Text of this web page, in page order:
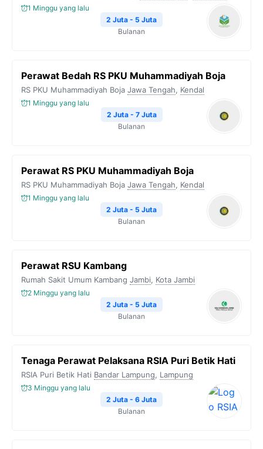
1 Minggu yang lalu
2 Juta - 5 Juta
Bulanan
Perawat Bedah RS PKU Muhammadiyah Boja
RS PKU Muhammadiyah Boja Jawa Tengah, Kendal
1 Minggu yang lalu
2 Juta - 7 Juta
Bulanan
Perawat RS PKU Muhammadiyah Boja
RS PKU Muhammadiyah Boja Jawa Tengah, Kendal
1 Minggu yang lalu
2 Juta - 5 Juta
Bulanan
Perawat RSU Kambang
Rumah Sakit Umum Kambang Jambi, Kota Jambi
2 Minggu yang lalu
2 Juta - 5 Juta
Bulanan
Tenaga Perawat Pelaksana RSIA Puri Betik Hati
RSIA Puri Betik Hati Bandar Lampung, Lampung
3 Minggu yang lalu
2 Juta - 6 Juta
Bulanan